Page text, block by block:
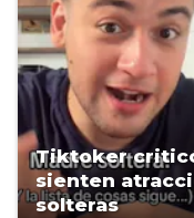
Tiktoker
sienten
solteras